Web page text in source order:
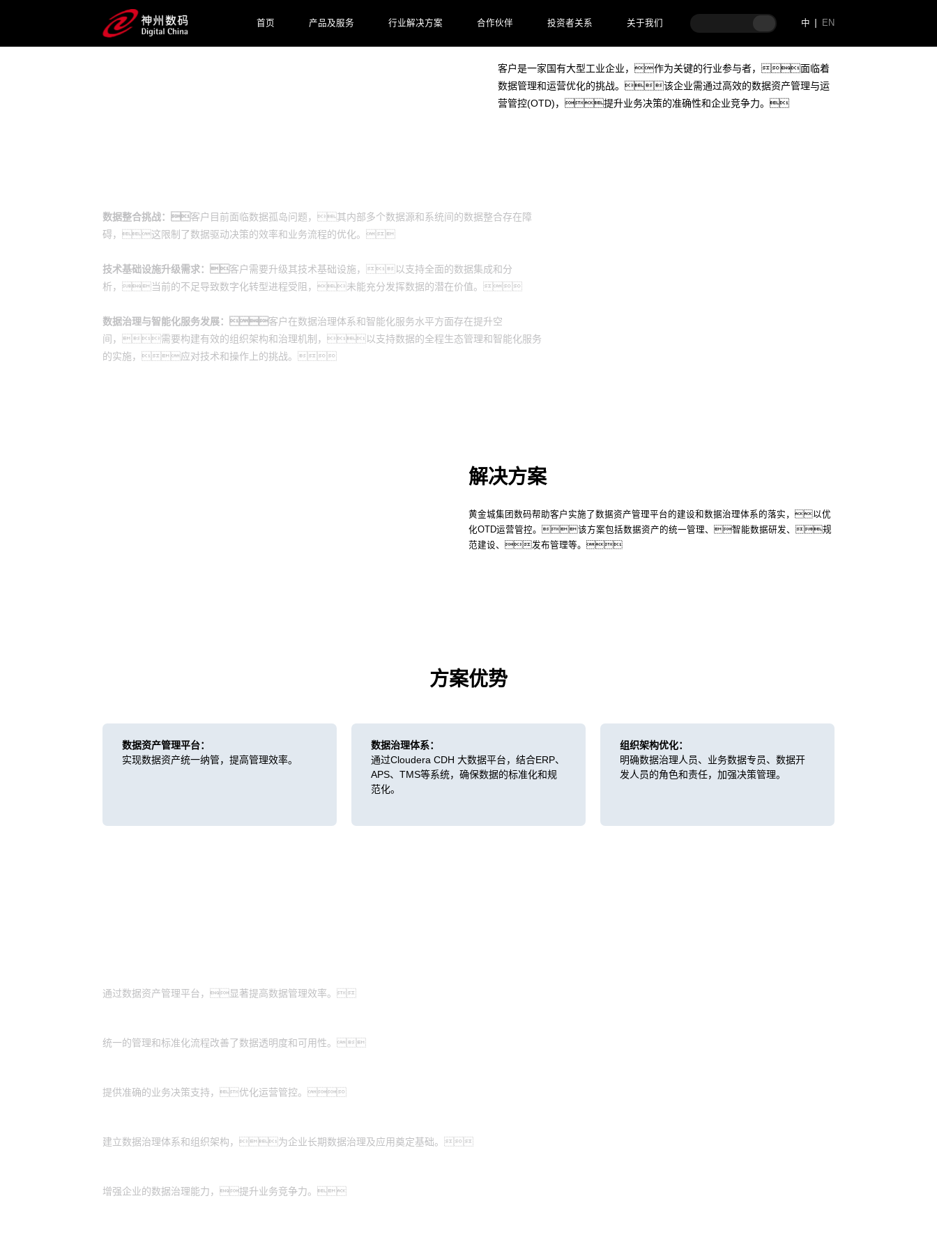
首页 产品及服务 行业解决方案 合作伙伴 投资者关系 关于我们 中 EN
客户是一家国有大型工业企业，作为关键的行业参与者，面临着
数据管理和运营优化的挑战。该企业需通过高效的数据资产管理与运
营管控(OTD)，提升业务决策的准确性和企业竞争力。
数据整合挑战：客户目前面临数据孤岛问题，其内部多个数据源和系统间的数据整合存在障
碍，这限制了数据驱动决策的效率和业务流程的优化。
技术基础设施升级需求：客户需要升级其技术基础设施，以支持全面的数据集成和分
析，当前的不足导致数字化转型进程受阻，未能充分发挥数据的潜在价值。
数据治理与智能化服务发展：客户在数据治理体系和智能化服务水平方面存在提升空
间，需要构建有效的组织架构和治理机制，以支持数据的全程生态管理和智能化服务
的实施，应对技术和操作上的挑战。
解决方案
黄金城集团数码帮助客户实施了数据资产管理平台的建设和数据治理体系的落实，以优
化OTD运营管控。该方案包括数据资产的统一管理、智能数据研发、规
范建设、发布管理等。
方案优势
数据资产管理平台：
实现数据资产统一纳管，提高管理效率。
数据治理体系：
通过Cloudera CDH 大数据平台，结合ERP、
APS、TMS等系统，确保数据的标准化和规
范化。
组织架构优化：
明确数据治理人员、业务数据专员、数据开
发人员的角色和责任，加强决策管理。
通过数据资产管理平台，显著提高数据管理效率。
统一的管理和标准化流程改善了数据透明度和可用性。
提供准确的业务决策支持，优化运营管控。
建立数据治理体系和组织架构，为企业长期数据治理及应用奠定基础。
增强企业的数据治理能力，提升业务竞争力。